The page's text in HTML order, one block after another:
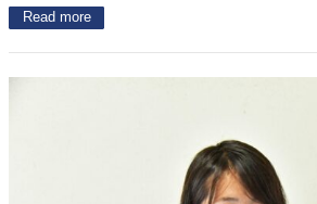
Read more